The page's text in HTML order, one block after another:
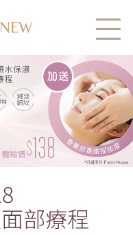
部療程